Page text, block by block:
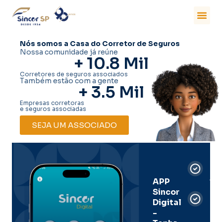
Nós somos a Casa do Corretor de Seguros
Nossa comunidade já reúne
+ 10.8 Mil
Corretores de seguros associados
Também estão com a gente
+ 3.5 Mil
Empresas corretoras
e seguros associadas
SEJA UM ASSOCIADO
APP
Sincor
Digital
-